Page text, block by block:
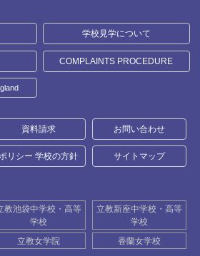
学校見学について
COMPLAINTS PROCEDURE
資料請求 お問い合わせ
リシー 学校の方針 サイトマップ
教池袋中学校・高等
学校
立教新座中学校・高等
学校
立教女学院 香蘭女学校